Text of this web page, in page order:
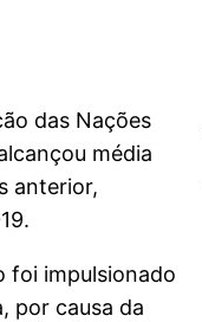
das Nações
média
anterior,
foi impulsionado
por causa da